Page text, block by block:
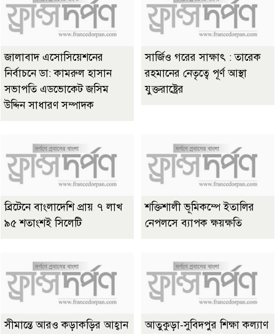
জালাবাদ এসোসিয়েশনের
নির্বাচনে ডা: কামরুল হাসান
সভাপতি এডভোকেট জসিম
উদ্দিন সাধারণ সম্পাদক
সার্জিও গরের সাক্ষাৎ : তারেক
রহমানের নেতৃত্বে পূর্ণ আস্থা
যুক্তরাষ্ট্রের
ব্রিটেনে বাংলাদেশি প্রায় ৭ লাখ
৯৫ শতাংশই সিলেটি
শক্তিশালী ভূমিকম্পে ইতালির
নেপলসে ব্যাপক ক্ষয়ক্ষতি
সীমান্তে আরও কড়াকড়ির আহ্বান
আতুকুড়া-সুবিদপুর শিক্ষা কল্যাণ